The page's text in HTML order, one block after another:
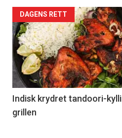
DAGENS RETT
Indisk krydret tandoori-
grillen